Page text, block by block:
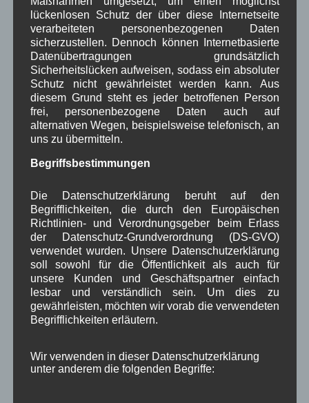
sich daheim am Computer ausführlich, sachlich
und übersichtlich über aktuelle kommunale
Vorhaben und Abläufe in Wallgau zu informieren.
Lesen Sie hier über unsere erfolgreiche 10-
jährige Unterstützung des Gemeinderats und der
Gemeinde Wallgau
z.B. in Sachen Bürgerinformation,
Dorferneuerung und kommunalen Themen wie
in Wallgau,Kommunalpolitik Verwaltung,Woiga.de
Wallgaus Bürgermeister
informiert
Bastian Eiter, 1.
Bürgermeister von
lückenlosen Schutz der über diese Internetseite
verarbeiteten personenbezogenen Daten
sicherzustellen. Dennoch können Internetbasierte
Datenübertragungen grundsätzlich
Sicherheitslücken aufweisen, sodass ein absoluter
Schutz nicht gewährleistet werden kann. Aus
diesem Grund steht es jeder betroffenen Person
frei, personenbezogene Daten auch auf
alternativen Wegen, beispielsweise telefonisch, an
uns zu übermitteln.
Begriffsbestimmungen
Die Datenschutzerklärung beruht auf den
Begrifflichkeiten, die durch den Europäischen
Richtlinien- und Verordnungsgeber beim Erlass
der Datenschutz-Grundverordnung (DS-GVO)
verwendet wurden. Unsere Datenschutzerklärung
soll sowohl für die Öffentlichkeit als auch für
unsere Kunden und Geschäftspartner einfach
lesbar und verständlich sein. Um dies zu
gewährleisten, möchten wir vorab die verwendeten
Begrifflichkeiten erläutern.
Wir verwenden in dieser Datenschutzerklärung
unter anderem die folgenden Begriffe: